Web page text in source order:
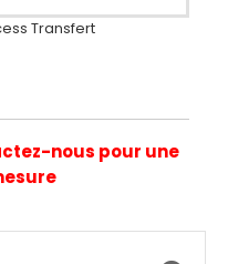
Transfert
nous pour une